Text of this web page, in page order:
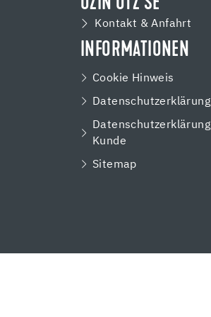
Kontakt & Anfahrt
INFORMATIONEN
Cookie Hinweis
Datenschutzerklärung
Datenschutzerklärung
Kunde
Sitemap